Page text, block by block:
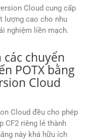
Cloud cung cấp
lượng cao cho nhu
nghiệm liền mạch.
chuyển
POTX bằng
Cloud
Cloud đều cho phép
CF2 riêng lẻ thành
này khá hữu ích